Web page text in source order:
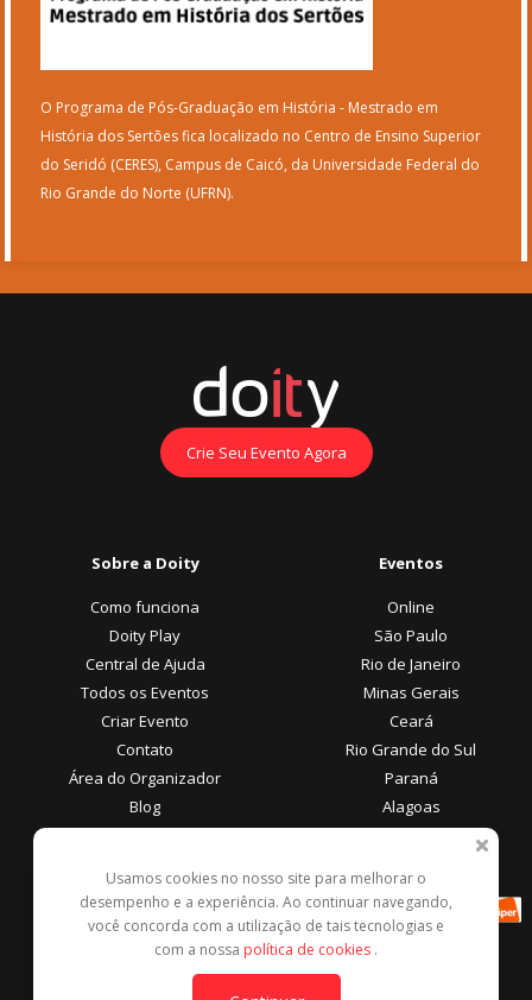
O Programa de Pós-Graduação em História - Mestrado em
História dos Sertões fica localizado no Centro de Ensino Superior
do Seridó (CERES), Campus de Caicó, da Universidade Federal do
Rio Grande do Norte (UFRN).
Crie Seu Evento Agora
Sobre a Doity
Como funciona
Doity Play
Central de Ajuda
Todos os Eventos
Criar Evento
Contato
Área do Organizador
Blog
Eventos
Online
São Paulo
Rio de Janeiro
Minas Gerais
Ceará
Rio Grande do Sul
Paraná
Alagoas
Área do Participante
Central de Ajuda
Denunciar este evento
Formas de Pagamento
Usamos cookies no nosso site para melhorar o
desempenho e a experiência. Ao continuar navegando,
você concorda com a utilização de tais tecnologias e
com a nossa política de cookies .